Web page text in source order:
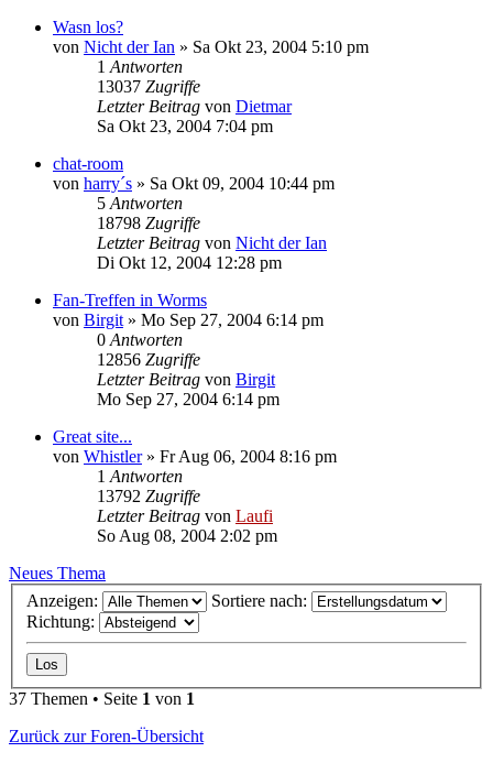
Wasn los?
von Nicht der Ian » Sa Okt 23, 2004 5:10 pm
1 Antworten
13037 Zugriffe
Letzter Beitrag von Dietmar
Sa Okt 23, 2004 7:04 pm
chat-room
von harry´s » Sa Okt 09, 2004 10:44 pm
5 Antworten
18798 Zugriffe
Letzter Beitrag von Nicht der Ian
Di Okt 12, 2004 12:28 pm
Fan-Treffen in Worms
von Birgit » Mo Sep 27, 2004 6:14 pm
0 Antworten
12856 Zugriffe
Letzter Beitrag von Birgit
Mo Sep 27, 2004 6:14 pm
Great site...
von Whistler» Fr Aug 06, 2004 8:16 pm
1 Antworten
13792 Zugriffe
Letzter Beitrag von Laufi
So Aug 08, 2004 2:02 pm
Neues Thema
Anzeigen:
Sortiere nach:
Richtung:
37 Themen • Seite 1 von 1
Zurück zur Foren-Übersicht